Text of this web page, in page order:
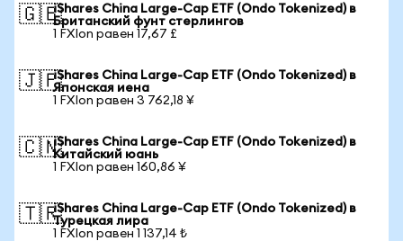
🇬🇧iShares China Large-Cap ETF (Ondo Tokenized) в
Британский фунт стерлингов
1 FXIon равен 17,67 £
🇯🇵iShares China Large-Cap ETF (Ondo Tokenized) в
Японская иена
1 FXIon равен 3 762,18 ¥
🇨🇳iShares China Large-Cap ETF (Ondo Tokenized) в
Китайский юань
1 FXIon равен 160,86 ¥
🇹🇷iShares China Large-Cap ETF (Ondo Tokenized) в
Турецкая лира
1 FXIon равен 1 137,14 ₺